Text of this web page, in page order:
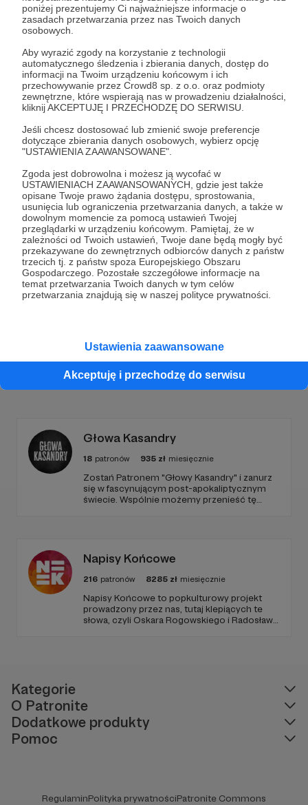
poniżej prezentujemy Ci najważniejsze informacje o
zasadach przetwarzania przez nas Twoich danych
osobowych.
Aby wyrazić zgody na korzystanie z technologii
automatycznego śledzenia i zbierania danych, dostęp do
informacji na Twoim urządzeniu końcowym i ich
przechowywanie przez Crowd8 sp. z o.o. oraz podmioty
zewnętrzne, które wspierają nas w prowadzeniu działalności,
kliknij AKCEPTUJĘ I PRZECHODZĘ DO SERWISU.
Jeśli chcesz dostosować lub zmienić swoje preferencje
dotyczące zbierania danych osobowych, wybierz opcję
"USTAWIENIA ZAAWANSOWANE".
Zgoda jest dobrowolna i możesz ją wycofać w
USTAWIENIACH ZAAWANSOWANYCH, gdzie jest także
opisane Twoje prawo żądania dostępu, sprostowania,
usunięcia lub ograniczenia przetwarzania danych, a także w
dowolnym momencie za pomocą ustawień Twojej
przeglądarki w urządzeniu końcowym. Pamiętaj, że w
zależności od Twoich ustawień, Twoje dane będą mogły być
przekazywane do zewnętrznych odbiorców danych z państw
trzecich tj. z państw spoza Europejskiego Obszaru
Gospodarczego. Pozostałe szczegółowe informacje na
temat przetwarzania Twoich danych w tym celów
przetwarzania znajdują się w naszej polityce prywatności.
Ustawienia zaawansowane
Akceptuję i przechodzę do serwisu
(materiał specjalny do filmu "Powołany")!
egzorcysta
Dołącz do grona Patronów!
Wesprzyj działalność AutoraFundacja Filmowa
Powołanyjuż teraz!
Zostań Patronem
Promowani autorzy
Głowa Kasandry
18 patronów 935 zł miesięcznie
​Zostań Patronem "Głowy Kasandry" i zanurz
się w fascynującym post-apokaliptycznym
świecie. Wspólnie możemy przenieść tę
Napisy Końcowe
216 patronów 8285 zł miesięcznie
Napisy Końcowe to popkulturowy projekt
prowadzony przez nas, tutaj klepiących te
słowa, czyli Oskara Rogowskiego i Radosława
Kategorie
O Patronite
Dodatkowe produkty
Pomoc
RegulaminPolityka prywatnościPatronite Commons